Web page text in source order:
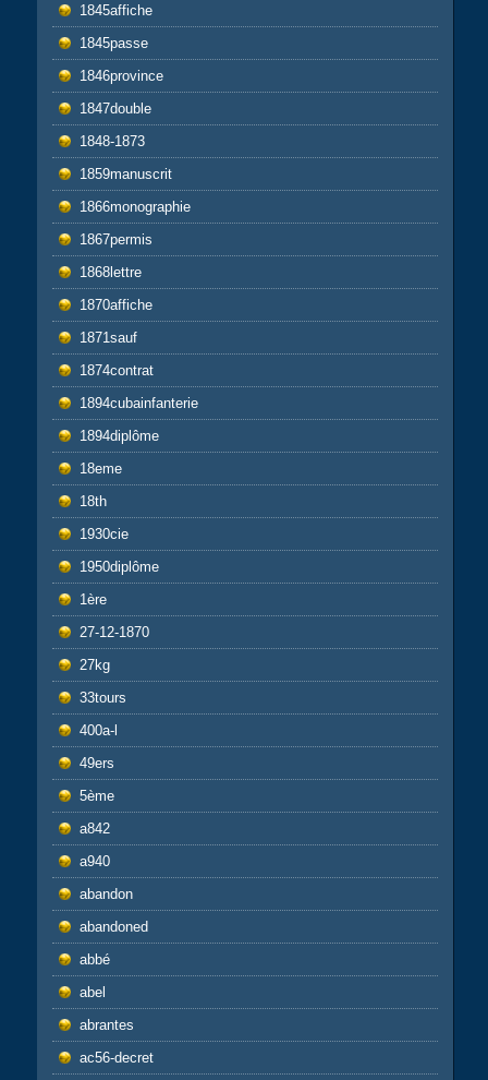
1845affiche
1845passe
1846province
1847double
1848-1873
1859manuscrit
1866monographie
1867permis
1868lettre
1870affiche
1871sauf
1874contrat
1894cubainfanterie
1894diplôme
18eme
18th
1930cie
1950diplôme
1ère
27-12-1870
27kg
33tours
400a-l
49ers
5ème
a842
a940
abandon
abandoned
abbé
abel
abrantes
ac56-decret